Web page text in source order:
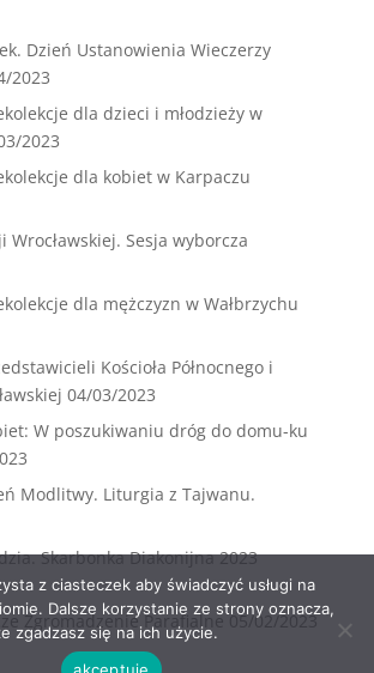
Dzień Ustanowienia Wieczerzy
2023
dla dzieci i młodzieży w
2023
dla kobiet w Karpaczu
Wrocławskiej. Sesja wyborcza
dla mężczyzn w Wałbrzychu
Kościoła Północnego i
04/03/2023
W poszukiwaniu dróg do domu-ku
Modlitwy. Liturgia z Tajwanu.
Skarbonka Diakonijna 2023
Zgromadzenie Parafialne 05/02/2023
z ciasteczek aby świadczyć usługi na
Dalsze korzystanie ze strony oznacza,
zgadzasz się na ich użycie.
akceptuję